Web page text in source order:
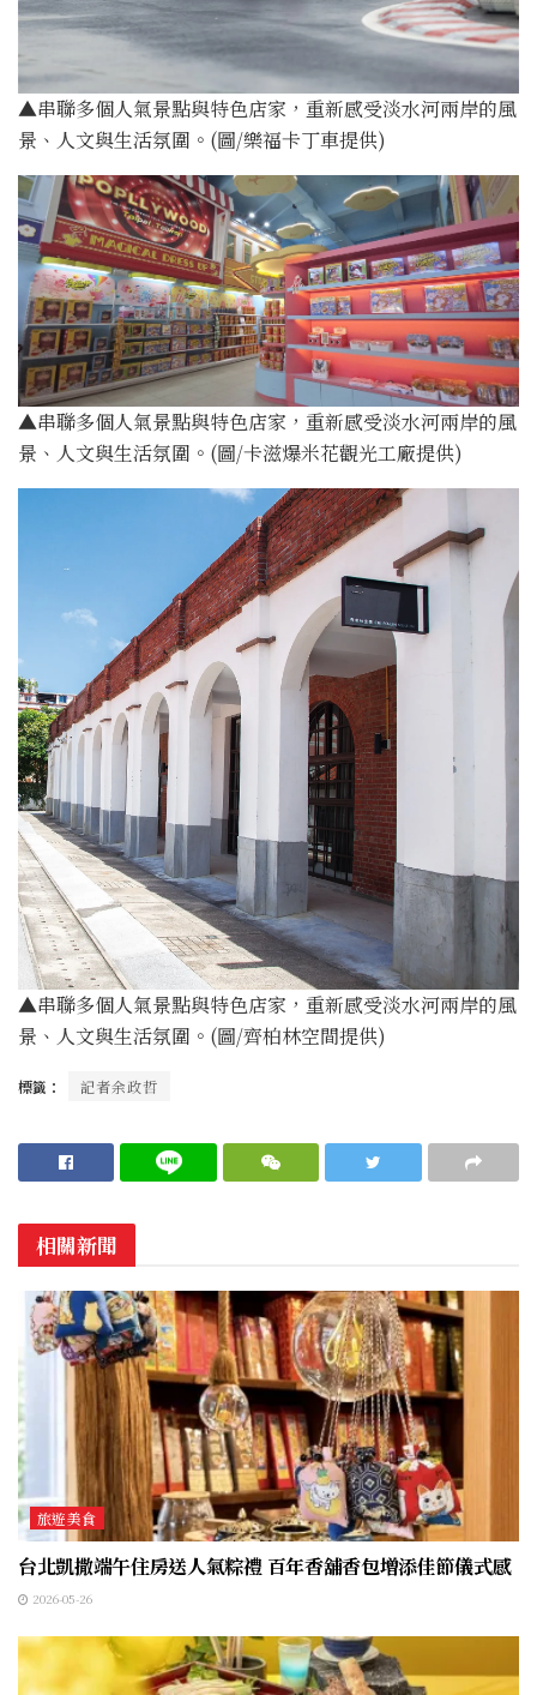
▲串聯多個人氣景點與特色店家，重新感受淡水河兩岸的風
景、人文與生活氛圍。(圖/樂福卡丁車提供)
▲串聯多個人氣景點與特色店家，重新感受淡水河兩岸的風
景、人文與生活氛圍。(圖/卡滋爆米花觀光工廠提供)
▲串聯多個人氣景點與特色店家，重新感受淡水河兩岸的風
景、人文與生活氛圍。(圖/齊柏林空間提供)
標籤： 記者余政哲
相關新聞
旅遊美食
台北凱撒端午住房送人氣粽禮 百年香舖香包增添佳節儀式感
2026-05-26